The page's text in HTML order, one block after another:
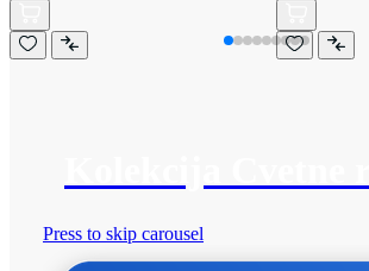
Press to skip carousel